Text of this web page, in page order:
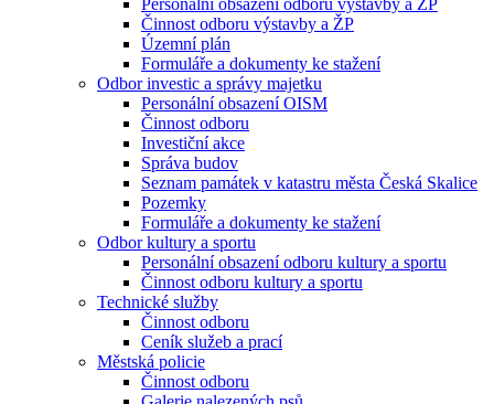
Personální obsazení odboru výstavby a ŽP
Činnost odboru výstavby a ŽP
Územní plán
Formuláře a dokumenty ke stažení
Odbor investic a správy majetku
Personální obsazení OISM
Činnost odboru
Investiční akce
Správa budov
Seznam památek v katastru města Česká Skalice
Pozemky
Formuláře a dokumenty ke stažení
Odbor kultury a sportu
Personální obsazení odboru kultury a sportu
Činnost odboru kultury a sportu
Technické služby
Činnost odboru
Ceník služeb a prací
Městská policie
Činnost odboru